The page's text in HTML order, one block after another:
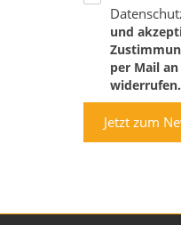
Jetzt zum
und
per Mail
widerrufen.